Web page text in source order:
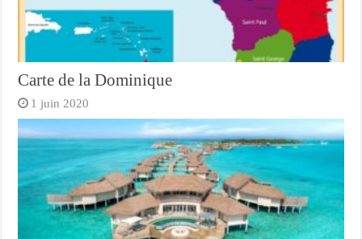
Carte de la Dominique
1 juin 2020